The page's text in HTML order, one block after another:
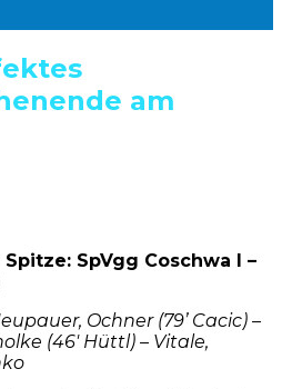
am
SpVgg Coschwa I –
Ochner (79’ Cacic) –
(46′ Hüttl) – Vitale,